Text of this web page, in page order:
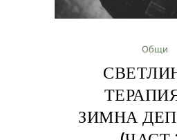
Общи
ЗИМНА